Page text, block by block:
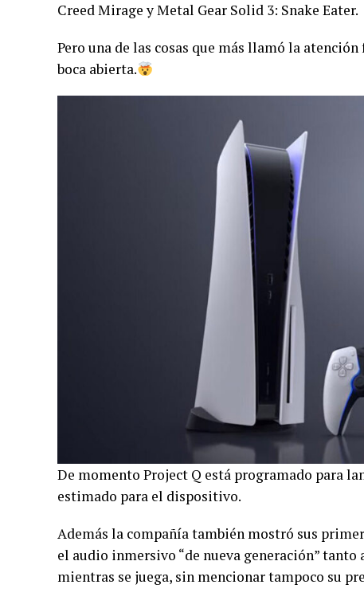
Creed Mirage y Metal Gear Solid 3: Snake Eater.
Pero una de las cosas que más llamó la
boca abierta.
De momento Project Q está programado para
estimado para el dispositivo.
Además la compañía también mostró sus
el audio inmersivo “de nueva generación” tanto
mientras se juega, sin mencionar tampoco su